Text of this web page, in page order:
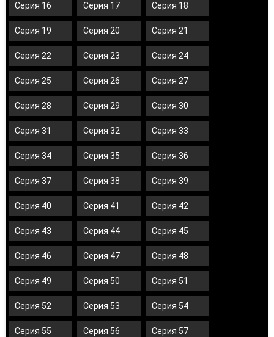
Серия 16 Серия 17 Серия 18
Серия 19 Серия 20 Серия 21
Серия 22 Серия 23 Серия 24
Серия 25 Серия 26 Серия 27
Серия 28 Серия 29 Серия 30
Серия 31 Серия 32 Серия 33
Серия 34 Серия 35 Серия 36
Серия 37 Серия 38 Серия 39
Серия 40 Серия 41 Серия 42
Серия 43 Серия 44 Серия 45
Серия 46 Серия 47 Серия 48
Серия 49 Серия 50 Серия 51
Серия 52 Серия 53 Серия 54
Серия 55 Серия 56 Серия 57